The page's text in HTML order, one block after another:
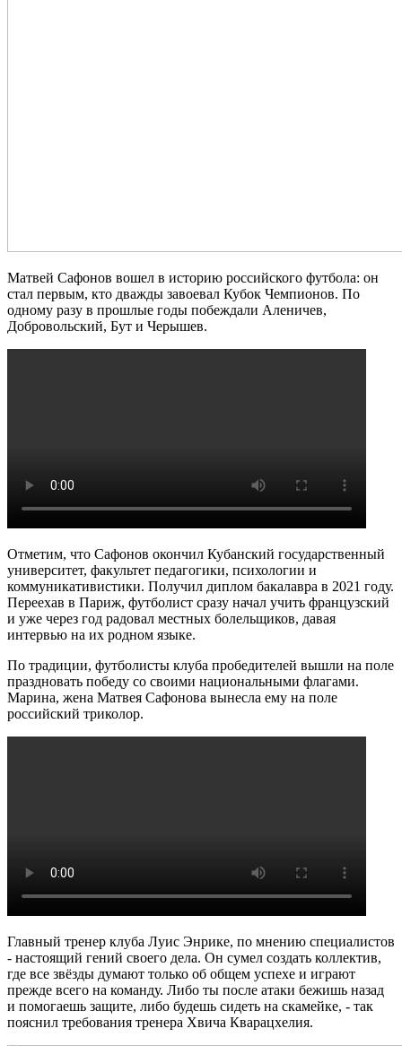
Матвей Сафонов вошел в историю российского футбола: он
стал первым, кто дважды завоевал Кубок Чемпионов. По
одному разу в прошлые годы побеждали Аленичев,
Добровольский, Бут и Черышев.
Отметим, что Сафонов окончил Кубанский государственный
университет, факультет педагогики, психологии и
коммуникативистики. Получил диплом бакалавра в 2021 году.
Переехав в Париж, футболист сразу начал учить французский
и уже через год радовал местных болельщиков, давая
интервью на их родном языке.
По традиции, футболисты клуба пробедителей вышли на поле
праздновать победу со своими национальными флагами.
Марина, жена Матвея Сафонова вынесла ему на поле
российский триколор.
Главный тренер клуба Луис Энрике, по мнению специалистов
- настоящий гений своего дела. Он сумел создать коллектив,
где все звёзды думают только об общем успехе и играют
прежде всего на команду. Либо ты после атаки бежишь назад
и помогаешь защите, либо будешь сидеть на скамейке, - так
пояснил требования тренера Хвича Кварацхелия.